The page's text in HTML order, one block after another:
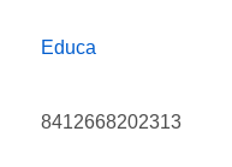
Educa
8412668202313